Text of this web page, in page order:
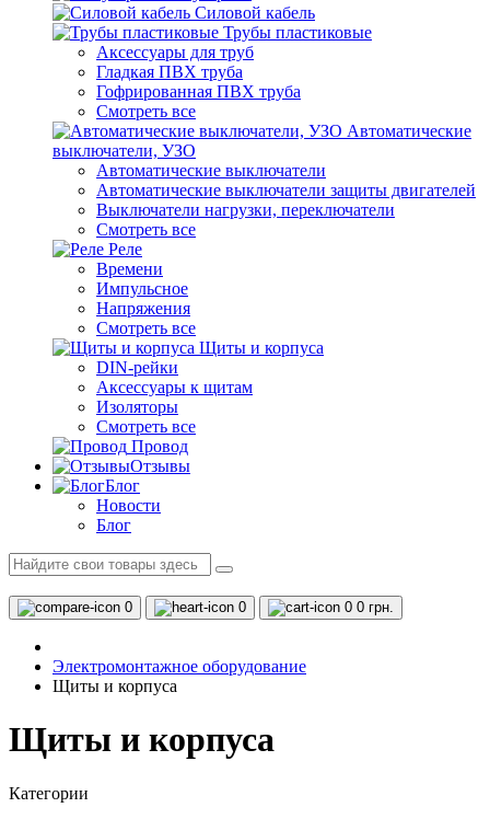
Силовой кабель
Трубы пластиковые
Аксессуары для труб
Гладкая ПВХ труба
Гофрированная ПВХ труба
Смотреть все
Автоматические
выключатели, УЗО
Автоматические выключатели
Автоматические выключатели защиты двигателей
Выключатели нагрузки, переключатели
Смотреть все
Реле
Времени
Импульсное
Напряжения
Смотреть все
Щиты и корпуса
DIN-рейки
Аксессуары к щитам
Изоляторы
Смотреть все
Провод
Отзывы
Блог
Новости
Блог
0 0 0 0 грн.
Электромонтажное оборудование
Щиты и корпуса
Щиты и корпуса
Категории